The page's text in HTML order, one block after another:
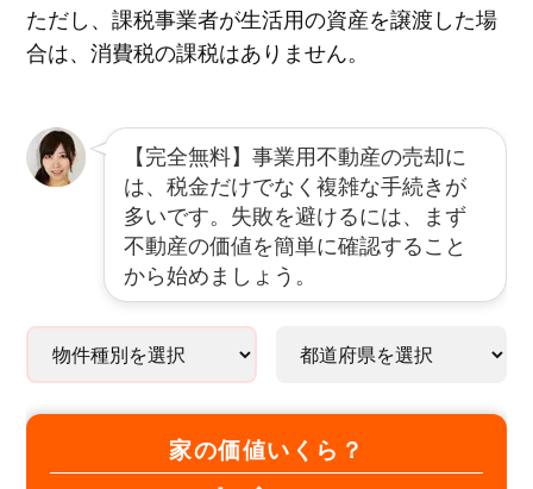
ただし、課税事業者が生活用の資産を譲渡した場
合は、消費税の課税はありません。
【完全無料】事業用不動産の売却に
は、税金だけでなく複雑な手続きが
多いです。失敗を避けるには、まず
不動産の価値を簡単に確認すること
から始めましょう。
家の価値いくら？